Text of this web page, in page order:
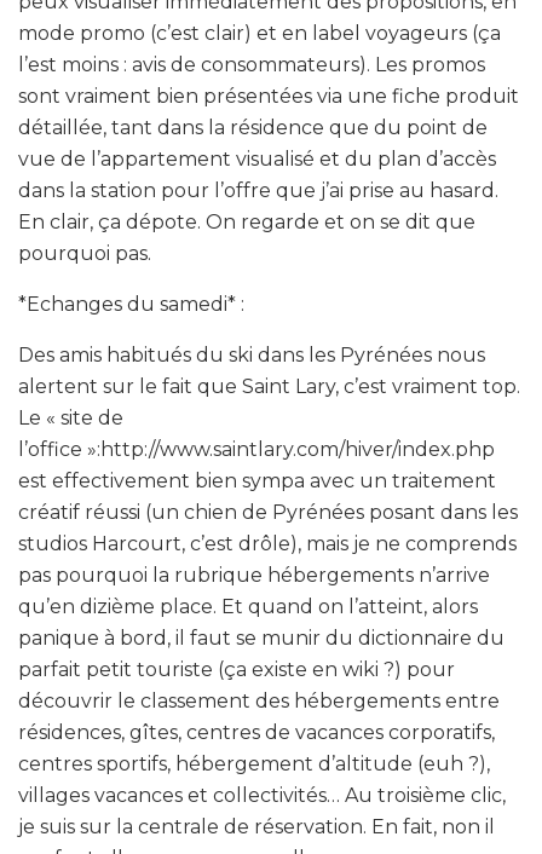
mode promo (c’est clair) et en label voyageurs (ça
l’est moins : avis de consommateurs). Les promos
sont vraiment bien présentées via une fiche produit
détaillée, tant dans la résidence que du point de
vue de l’appartement visualisé et du plan d’accès
dans la station pour l’offre que j’ai prise au hasard.
En clair, ça dépote. On regarde et on se dit que
pourquoi pas.
*Echanges du samedi* :
Des amis habitués du ski dans les Pyrénées nous
alertent sur le fait que Saint Lary, c’est vraiment top.
Le « site de
l’office »:http://www.saintlary.com/hiver/index.php
est effectivement bien sympa avec un traitement
créatif réussi (un chien de Pyrénées posant dans les
studios Harcourt, c’est drôle), mais je ne comprends
pas pourquoi la rubrique hébergements n’arrive
qu’en dizième place. Et quand on l’atteint, alors
panique à bord, il faut se munir du dictionnaire du
parfait petit touriste (ça existe en wiki ?) pour
découvrir le classement des hébergements entre
résidences, gîtes, centres de vacances corporatifs,
centres sportifs, hébergement d’altitude (euh ?),
villages vacances et collectivités… Au troisième clic,
je suis sur la centrale de réservation. En fait, non il